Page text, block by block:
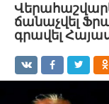
ճանաչվել
գրավել